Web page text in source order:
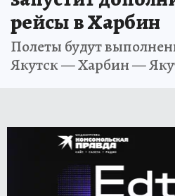
рейсы в Харбин
Полеты будут
Якутск — Харбин —